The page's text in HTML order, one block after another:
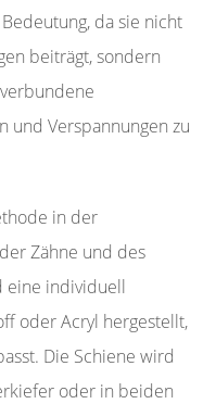
da sie nicht
beiträgt, sondern
und Verspannungen zu
in der
Zähne und des
eine individuell
oder Acryl hergestellt,
Die Schiene wird
oder in beiden